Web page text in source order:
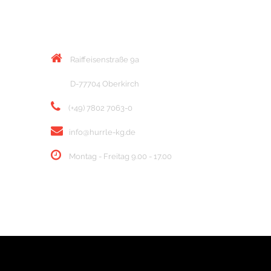
Raiffeisenstraße 9a
D-77704 Oberkirch
(+49) 7802 7063-0
info@hurrle-kg.de
Montag - Freitag 9.00 - 17.00